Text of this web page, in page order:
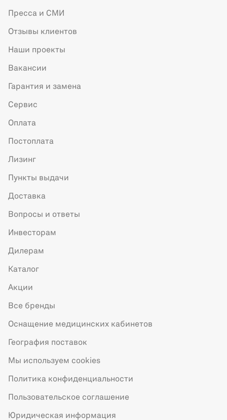
Пресса и СМИ
Отзывы клиентов
Наши проекты
Вакансии
Гарантия и замена
Сервис
Оплата
Постоплата
Лизинг
Пункты выдачи
Доставка
Вопросы и ответы
Инвесторам
Дилерам
Каталог
Акции
Все бренды
Оснащение медицинских кабинетов
География поставок
Мы используем cookies
Политика конфиденциальности
Пользовательское соглашение
Юридическая информация